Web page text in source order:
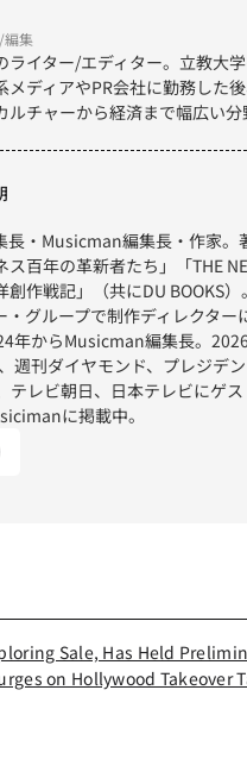
編集
ライター/エディター。立教大
メディアやPR会社に勤務した
ルチャーから経済まで幅広い
長・Musicman編集長・作家
ス百年の革新者たち」「THE
創作戦記」（共にDU BOOKS
・グループで制作ディレクタ
年からMusicman編集長。
週刊ダイヤモンド、プレジデ
テレビ朝日、日本テレビにゲ
に掲載中。
Sale, Has Held
on Hollywood Takeover